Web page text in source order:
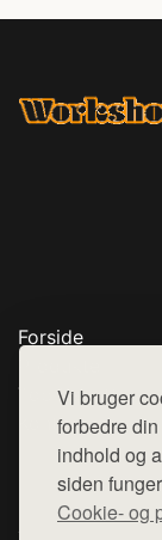
Vi bruger
forbedre
indhold og
siden
Cookie- og
Forside
Top Rabatter
Kontakt